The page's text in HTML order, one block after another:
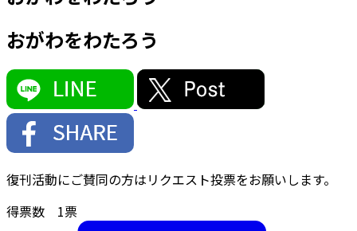
おがわをわたろう
復刊活動にご賛同の方はリクエスト投票をお願いします。
得票数 1票